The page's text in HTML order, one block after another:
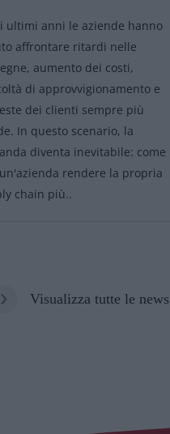
ultimi anni le aziende hanno
affrontare ritardi nelle
aumento dei costi,
di approvvigionamento e
dei clienti sempre più
In questo scenario, la
diventa inevitabile: come
rendere la propria
chain più..
› Visualizza tutte le news